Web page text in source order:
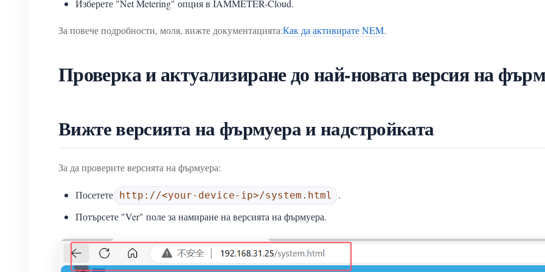
Изберете "Net Metering" опция в IAMMETER-Cloud.
За повече подробности, моля, вижте документацията:Как да активирате NEM.
Проверка и актуализиране до най-новата версия на
Вижте версията на фърмуера и надстройката
За да проверите версията на фърмуера:
Посетете http://<your-device-ip>/system.html
.
Потърсете "Ver" поле за намиране на версията на фърмуера.